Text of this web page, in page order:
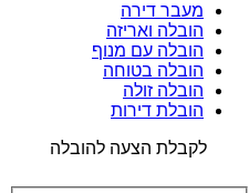
מעבר דירה
הובלה ואריזה
הובלה עם מנוף
הובלה בטוחה
הובלה זולה
הובלת דירות
לקבלת הצעה להובלה